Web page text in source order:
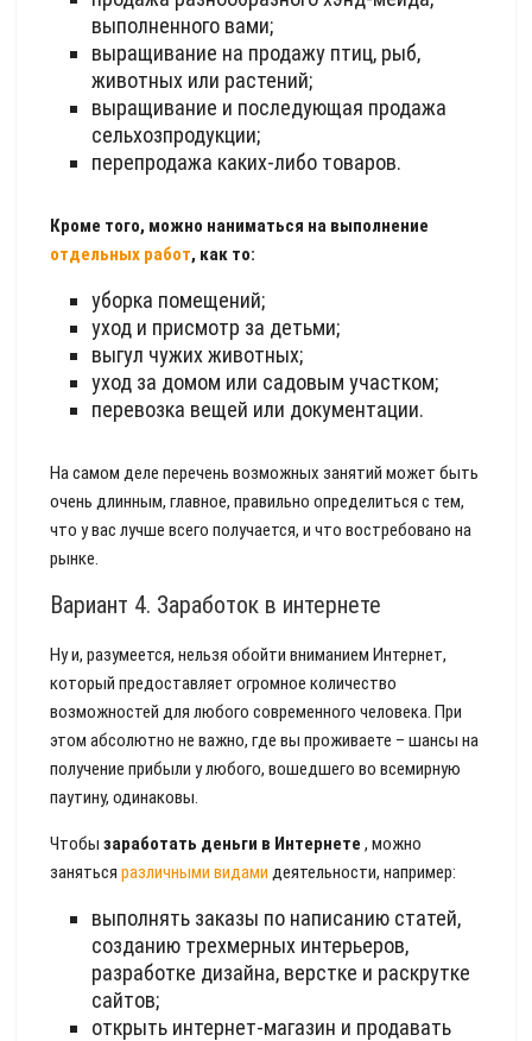
выполненного вами;
выращивание на продажу птиц, рыб,
животных или растений;
выращивание и последующая продажа
сельхозпродукции;
перепродажа каких-либо товаров.
Кроме того, можно наниматься на выполнение
отдельных работ, как то:
уборка помещений;
уход и присмотр за детьми;
выгул чужих животных;
уход за домом или садовым участком;
перевозка вещей или документации.
На самом деле перечень возможных занятий может быть
очень длинным, главное, правильно определиться с тем,
что у вас лучше всего получается, и что востребовано на
рынке.
Вариант 4. Заработок в интернете
Ну и, разумеется, нельзя обойти вниманием Интернет,
который предоставляет огромное количество
возможностей для любого современного человека. При
этом абсолютно не важно, где вы проживаете – шансы на
получение прибыли у любого, вошедшего во всемирную
паутину, одинаковы.
Чтобы заработать деньги в Интернете , можно
заняться различными видами деятельности, например:
выполнять заказы по написанию статей,
созданию трехмерных интерьеров,
разработке дизайна, верстке и раскрутке
сайтов;
открыть интернет-магазин и продавать